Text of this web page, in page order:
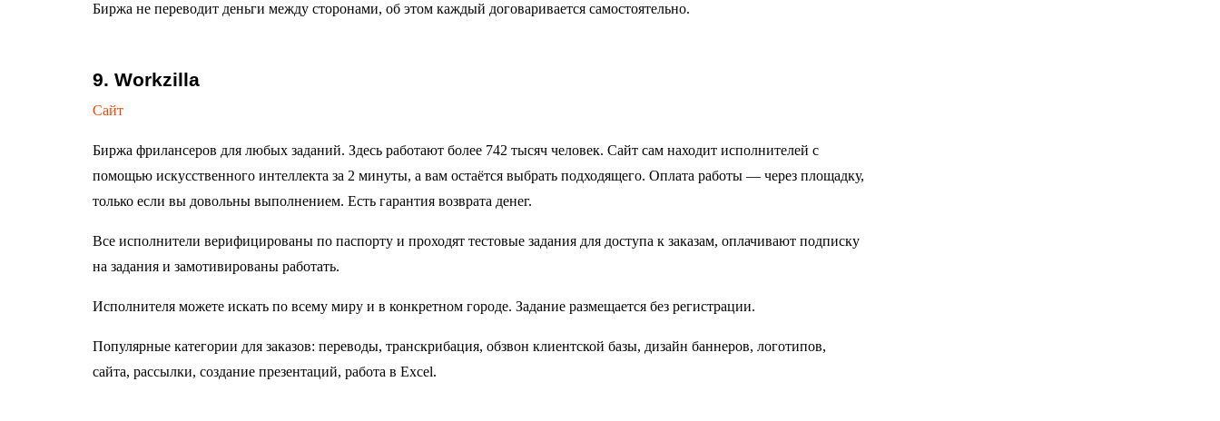
Биржа не переводит деньги между сторонами, об этом каждый договаривается самостоятельно.
9. Workzilla
Сайт
Биржа фрилансеров для любых заданий. Здесь работают более 742 тысяч человек. Сайт сам находит исполнителей с
помощью искусственного интеллекта за 2 минуты, а вам остаётся выбрать подходящего. Оплата работы — через площадку,
только если вы довольны выполнением. Есть гарантия возврата денег.
Все исполнители верифицированы по паспорту и проходят тестовые задания для доступа к заказам, оплачивают подписку
на задания и замотивированы работать.
Исполнителя можете искать по всему миру и в конкретном городе. Задание размещается без регистрации.
Популярные категории для заказов: переводы, транскрибация, обзвон клиентской базы, дизайн баннеров, логотипов,
сайта, рассылки, создание презентаций, работа в Excel.